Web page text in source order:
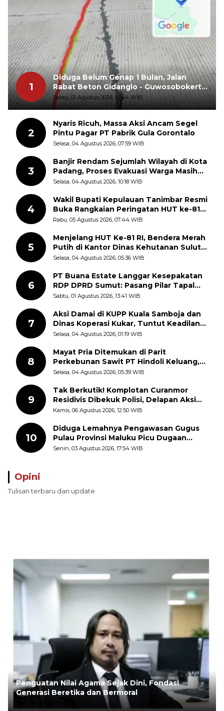
1
Diduga Belum Genap 1 Bulan, Jalan
Rabat Beton Gidanglo - Guwosobokerto
Sudah Pecah
Sabtu, 01 Agustus 2026, 13:44 WIB
2
Nyaris Ricuh, Massa Aksi Ancam Segel
Pintu Pagar PT Pabrik Gula Gorontalo
Selasa, 04 Agustus 2026, 07:59 WIB
3
Banjir Rendam Sejumlah Wilayah di Kota
Padang, Proses Evakuasi Warga Masih
Berlangsung
Selasa, 04 Agustus 2026, 10:18 WIB
4
Wakil Bupati Kepulauan Tanimbar Resmi
Buka Rangkaian Peringatan HUT ke-81
Kemerdekaan RI, ASN Diajak Perkuat
Rabu, 05 Agustus 2026, 07:44 WIB
5
Menjelang HUT Ke-81 RI, Bendera Merah
Putih di Kantor Dinas Kehutanan Sulut
Disorot Warga
Selasa, 04 Agustus 2026, 05:36 WIB
6
PT Buana Estate Langgar Kesepakatan
RDP DPRD Sumut: Pasang Pilar Tapal
Batas Sepihak Tanpa Libatkan
Sabtu, 01 Agustus 2026, 13:41 WIB
7
Aksi Damai di KUPP Kuala Samboja dan
Dinas Koperasi Kukar, Tuntut Keadilan
dan Kesempatan Kerja yang Adil
Selasa, 04 Agustus 2026, 01:19 WIB
8
Mayat Pria Ditemukan di Parit
Perkebunan Sawit PT Hindoli Keluang,
Polisi Selidiki Penyebab Kematian
Selasa, 04 Agustus 2026, 05:39 WIB
9
Tak Berkutik! Komplotan Curanmor
Residivis Dibekuk Polisi, Delapan Aksi
Curanmor Di Candipuro Terungkap
Kamis, 06 Agustus 2026, 12:50 WIB
10
Diduga Lemahnya Pengawasan Gugus
Pulau Provinsi Maluku Picu Dugaan
Pungli terhadap Nelayan Bale-Bale di
Senin, 03 Agustus 2026, 17:54 WIB
Opini
Tulisan terbaru dan update
Penguatan Nilai Agama Sejak Dini, Fondasi
Generasi Beretika dan Bermoral
Rudi Andesta